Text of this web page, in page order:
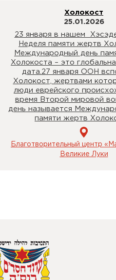
Холокост
25.01.2026
23 января в нашем
Неделя памяти жертв
Международный день
Холокоста – это
дата.27 января ООН
Холокост, жертвами
люди еврейского
время Второй мировой
день называется
памяти жертв
Благотворительный центр
Великие Луки